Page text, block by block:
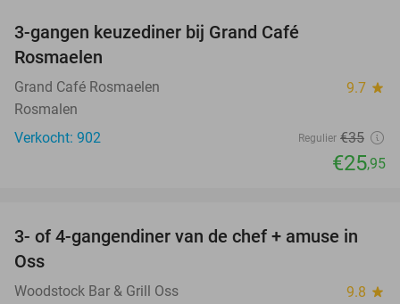
3-gangen keuzediner bij Grand Café
Rosmaelen
Grand Café Rosmaelen 9.7 star
Rosmalen
Verkocht: 902
Regulier €35
€25,95
34%
3- of 4-gangendiner van de chef + amuse in
Oss
Woodstock Bar & Grill Oss 9.8 star